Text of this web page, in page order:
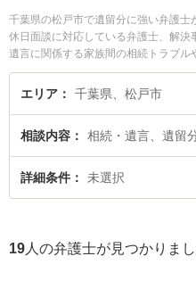
千葉県の松戸市で遺留分に強い弁護
休日面談に対応している弁護士、解決
遺言に関係する家族間の相続トラブ
野での絞り込み検索もでき便利です
士やちば松戸法律事務所の吉成 直人
談したい』『遺留分のトラブル解決
『初回相談無料で遺留分を法律相談
い』などでお困りの相談者さんにおす
エリア 千葉県、松戸市
相談内容 相続・遺言、遺留
詳細条件 未選択
19 人の弁護士が見つかりま